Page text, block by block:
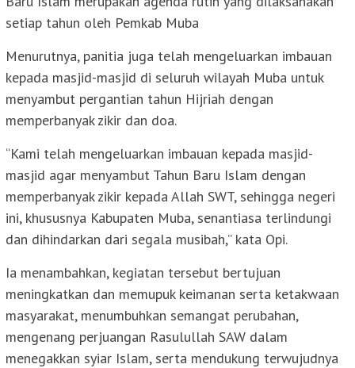
setiap tahun oleh Pemkab Muba
Menurutnya, panitia juga telah mengeluarkan imbauan
kepada masjid-masjid di seluruh wilayah Muba untuk
menyambut pergantian tahun Hijriah dengan
memperbanyak zikir dan doa.
“Kami telah mengeluarkan imbauan kepada masjid-
masjid agar menyambut Tahun Baru Islam dengan
memperbanyak zikir kepada Allah SWT, sehingga negeri
ini, khususnya Kabupaten Muba, senantiasa terlindungi
dan dihindarkan dari segala musibah,” kata Opi.
Ia menambahkan, kegiatan tersebut bertujuan
meningkatkan dan memupuk keimanan serta ketakwaan
masyarakat, menumbuhkan semangat perubahan,
mengenang perjuangan Rasulullah SAW dalam
menegakkan syiar Islam, serta mendukung terwujudnya